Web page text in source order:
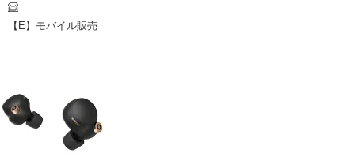
【E】モバイル販売